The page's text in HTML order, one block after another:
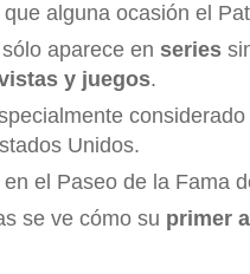
alguna ocasión el
aparece en series
y juegos.
Unidos.
en el Paseo de la Fama
se ve cómo su primer